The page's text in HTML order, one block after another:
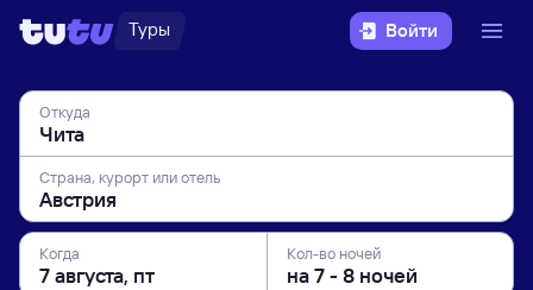
Туры Войти
Откуда
Страна, курорт или отель
Когда Кол-во ночей